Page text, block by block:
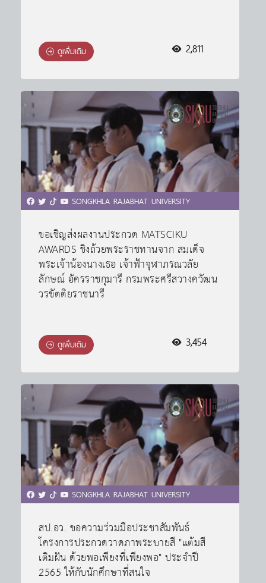
ดูเพิ่มเติม 2,811
SONGKHLA RAJABHAT UNIVERSITY
ขอเชิญส่งผลงานประกวด MATSCIKU
AWARDS ชิงถ้วยพระราชทานจาก สมเด็จ
พระเจ้าน้องนางเธอ เจ้าฟ้าจุฬาภรณวลัย
ลักษณ์ อัครราชกุมารี กรมพระศรีสวางควัฒน
วรขัตติยราชนารี
ดูเพิ่มเติม 3,454
SONGKHLA RAJABHAT UNIVERSITY
สป.อว. ขอความร่วมมือประชาสัมพันธ์
โครงการประกวดวาดภาพระบายสี "แต้มสี
เติมฝัน ด้วยพอเพียงที่เพียงพอ" ประจำปี
2565 ให้กับนักศึกษาที่สนใจ